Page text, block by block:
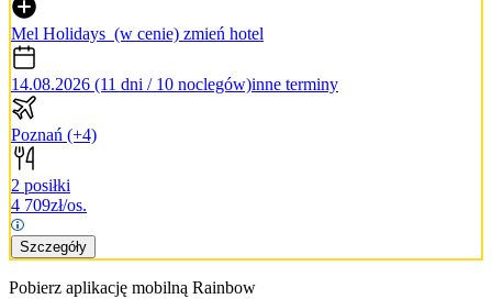
Mel Holidays (w cenie) zmień hotel
14.08.2026 (11 dni / 10 noclegów)inne terminy
Poznań (+4)
2 posiłki
4 709zł/os.
Szczegóły
Pobierz aplikację mobilną Rainbow